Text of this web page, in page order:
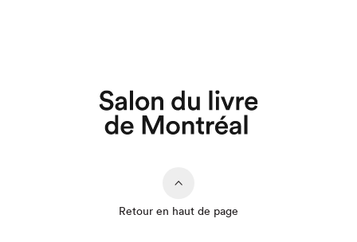
Retour en haut de page